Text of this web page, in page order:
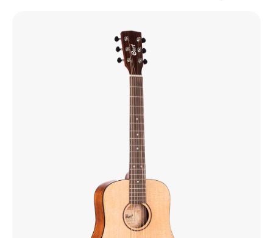
+7 (925) 879-85-35
Санкт-Петербург
+7 (999) 213-51-93